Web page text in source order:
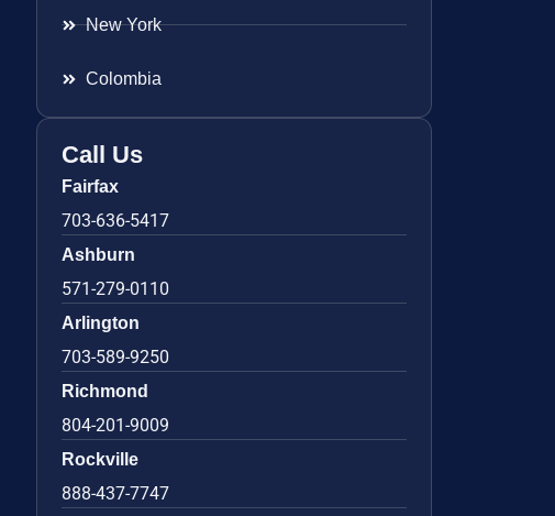
New York
Colombia
Call Us
Fairfax
703-636-5417
Ashburn
571-279-0110
Arlington
703-589-9250
Richmond
804-201-9009
Rockville
888-437-7747